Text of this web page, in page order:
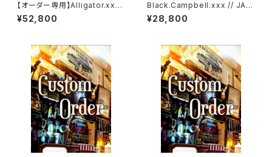
【オーダー専用】Alligator.xxx.
Peacock,Blue.Edition// JA
CK.RIDE.SSW
¥52,800
Black.Campbell.xxx // JAC
K.RIDE.SSW
¥28,800